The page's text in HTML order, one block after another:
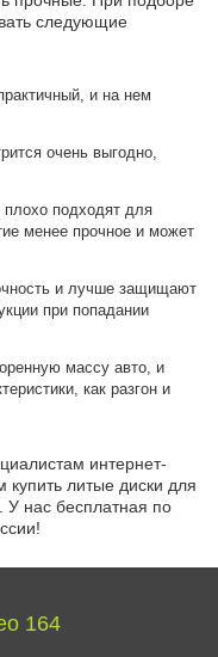
164
следующие
и на нем
очень выгодно,
подходят для
менее прочное и может
и лучше защищают
при попадании
массу авто, и
как разгон и
интернет-
литые диски для
нас бесплатная по